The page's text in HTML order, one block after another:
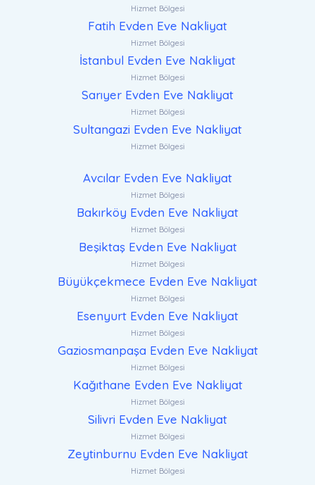
Hizmet Bölgesi
Fatih Evden Eve Nakliyat
Hizmet Bölgesi
İstanbul Evden Eve Nakliyat
Hizmet Bölgesi
Sarıyer Evden Eve Nakliyat
Hizmet Bölgesi
Sultangazi Evden Eve Nakliyat
Hizmet Bölgesi
Avcılar Evden Eve Nakliyat
Hizmet Bölgesi
Bakırköy Evden Eve Nakliyat
Hizmet Bölgesi
Beşiktaş Evden Eve Nakliyat
Hizmet Bölgesi
Büyükçekmece Evden Eve Nakliyat
Hizmet Bölgesi
Esenyurt Evden Eve Nakliyat
Hizmet Bölgesi
Gaziosmanpaşa Evden Eve Nakliyat
Hizmet Bölgesi
Kağıthane Evden Eve Nakliyat
Hizmet Bölgesi
Silivri Evden Eve Nakliyat
Hizmet Bölgesi
Zeytinburnu Evden Eve Nakliyat
Hizmet Bölgesi